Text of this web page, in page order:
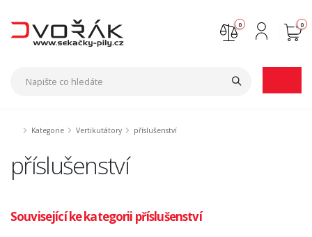
0
0
Kategorie Vertikutátory příslušenství
příslušenství
Související ke kategorii příslušenství